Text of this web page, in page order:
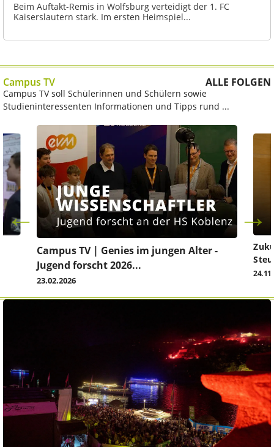
Beim Auftakt-Remis in Wolfsburg verteidigt der 1. FC
Kaiserslautern stark. Im ersten Heimspiel...
Campus TV ALLE FOLGEN
Campus TV soll Schülerinnen und Schülern sowie
Studieninteressenten Informationen und Tipps rund ...
Campus TV | Genies im jungen Alter -
Jugend forscht 2026...
23.02.2026